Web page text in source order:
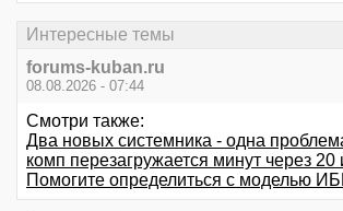
Интересные темы
forums-kuban.ru
08.08.2026 - 07:44
Смотри также:
Два новых системника - одна
комп перезагружается минут через 20
Помогите определиться с моделью